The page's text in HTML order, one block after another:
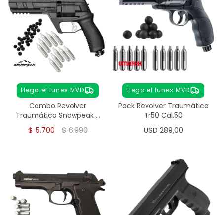
Llega el lunes MVD
Combo Revolver
Traumático Snowpeak +
50 Municiones Y 10
Garrafas
$ 5.700 $6.990
Llega el lunes MVD
Pack Revolver Traumática
Tr50 Cal.50
USD 289,00